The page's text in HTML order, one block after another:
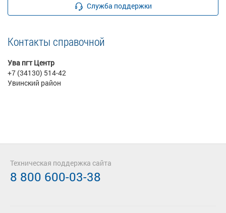
Служба поддержки
Контакты справочной
Ува пгт Центр
+7 (34130) 514-42
Увинский район
Техническая поддержка сайта
8 800 600-03-38